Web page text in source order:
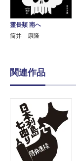
霊長類 南へ
筒井 康隆
関連作品